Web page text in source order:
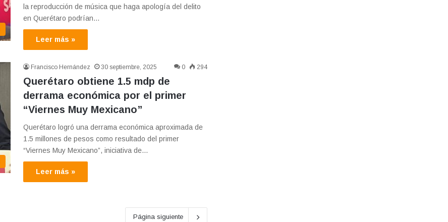
la reproducción de música que haga apología del delito
en Querétaro podrían…
Leer más »
Francisco Hernández 30 septiembre, 2025 0 294
Querétaro obtiene 1.5 mdp de
derrama económica por el primer
“Viernes Muy Mexicano”
Querétaro logró una derrama económica aproximada de
1.5 millones de pesos como resultado del primer
“Viernes Muy Mexicano”, iniciativa de…
Leer más »
Página siguiente